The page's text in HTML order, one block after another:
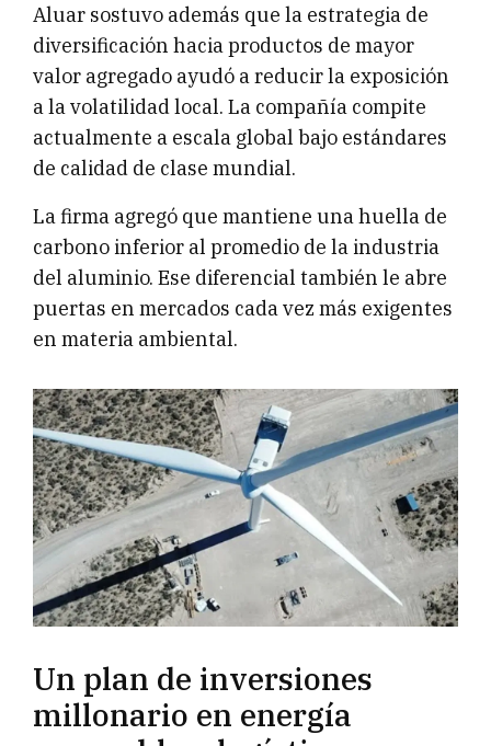
Aluar sostuvo además que la estrategia de
diversificación hacia productos de mayor
valor agregado ayudó a reducir la exposición
a la volatilidad local. La compañía compite
actualmente a escala global bajo estándares
de calidad de clase mundial.
La firma agregó que mantiene una huella de
carbono inferior al promedio de la industria
del aluminio. Ese diferencial también le abre
puertas en mercados cada vez más exigentes
en materia ambiental.
Un plan de inversiones
millonario en energía